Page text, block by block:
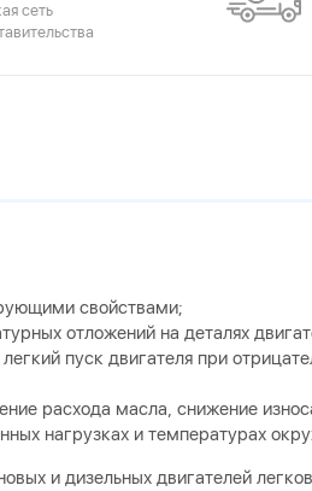
сеть
свойствами;
отложений на деталях
пуск двигателя при
расхода масла, снижение
нагрузках и температурах
и дизельных двигателей